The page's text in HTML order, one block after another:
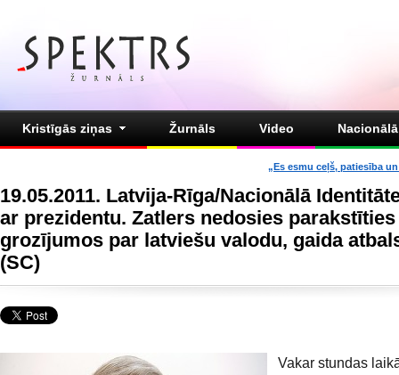
Kristīgās ziņas Žurnāls Video
„Es esmu ceļš, patiesība
19.05.2011. Latvija-Rīga/Nacionālā
ar prezidentu. Zatlers nedosies parakstīties
grozījumos par latviešu valodu, gaida
(SC)
Vakar stundas